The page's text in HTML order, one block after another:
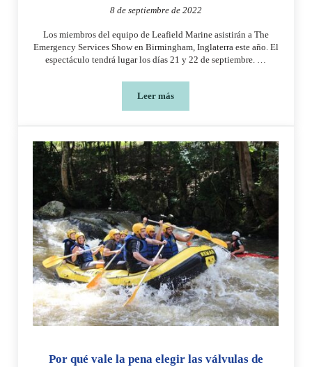
8 de septiembre de 2022
Los miembros del equipo de Leafield Marine asistirán a The
Emergency Services Show en Birmingham, Inglaterra este año. El
espectáculo tendrá lugar los días 21 y 22 de septiembre. …
Leer másEl espectáculo de servicios de
Por qué vale la pena elegir las válvulas de